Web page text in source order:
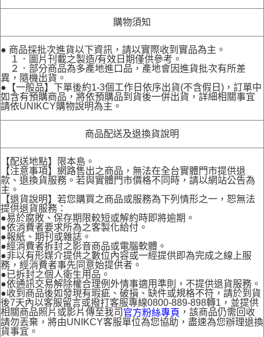
購物須知
● 商品採批次進貨以下資訊，請以實際收到實品為主。
１．圖片刊載之製造/有效日期僅供參考。
２．部分商品為多產地進口品，產地會因進貨批次有所差
異，隨機出貨。
●【一般品】下單後約1-3個工作日依序出貨(不含假日)，訂單中
如含有預購商品，將依預購品到貨後一併出貨，詳細相關事宜
請依UNIKCY購物說明為主。
商品配送及退換貨說明
【配送地點】限本島。
【注意事項】網路售出之商品，無法在全台實體門市提供退
款、退換貨服務。若與實體門市價格不同時，請以網站公告為
主。
【退貨說明】若您購買之商品或服務為下列情形之一，恕無法
提供退貨服務：
●易於腐敗、保存期限較短或解約時即將逾期。
●依消費者要求所為之客製化給付。
●報紙、期刊或雜誌。
●經消費者拆封之影音商品或電腦軟體。
●非以有形媒介提供之數位內容或一經提供即為完成之線上服
務，經消費者事先同意始提供者。
●已拆封之個人衛生用品。
●依通訊交易解除權合理例外情事適用準則，不提供退貨服務。
●收到商品後如發現有瑕疵、破損、缺件或規格不符，請於到貨
後7天內以客服留言或撥打客服專線0800-889-898轉1，並提供
相關商品照片或影片傳至我司 官方粉絲專頁 ，該商品仍需回收
請勿丟棄，將由UNIKCY客服單位為您協助，盡速為您辦理退換
貨事宜。